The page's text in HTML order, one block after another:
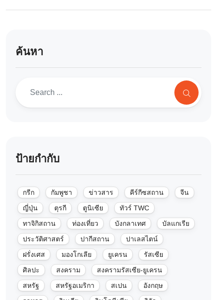
ค้นหา
ป้ายกำกับ
กรีก กัมพูชา ข่าวสาร คีร์กีซสถาน
จีน
ญี่ปุ่น
ตุรกี ตูนิเซีย
ทัวร์ TWC
ทาจิกิสถาน
ท่องเที่ยว บังกลาเทศ
บัลแกเรีย
ประวัติศาสตร์
ปากีสถาน
ปาเลสไตน์
ฝรั่งเศส
มองโกเลีย ยูเครน
รัสเซีย
ศิลปะ
สงคราม
สงครามรัสเซีย-ยูเครน
สหรัฐ
สหรัฐอเมริกา สเปน
อังกฤษ